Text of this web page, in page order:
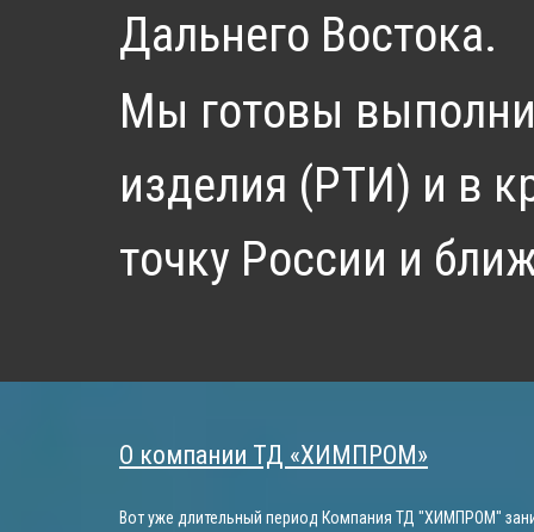
Дальнего Востока.
Мы готовы
изделия (РТИ) и в
точку России и
О компании ТД «ХИМПРОМ»
Вот уже длительный период Компания ТД "ХИМПРОМ"